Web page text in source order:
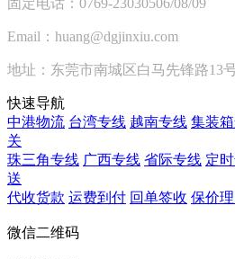
固定电话：0769-23030506/08/09
Email：huang@dgjinxiu.com
地址：东莞市南城区白马先锋路13
快速导航
中港物流 台湾专线 越南专线 集装
关
珠三角专线 广西专线 省际专线 定
送
代收货款 运费到付 回单签收 保价
微信二维码